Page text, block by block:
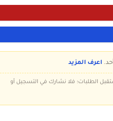
اعرف المزيد
الطلبات؛ فلا نشارك في التسجيل أو